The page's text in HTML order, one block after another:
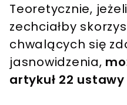
Teoretycznie,
zechciałby
chwalących się
jasnowidzenia,
artykuł 22